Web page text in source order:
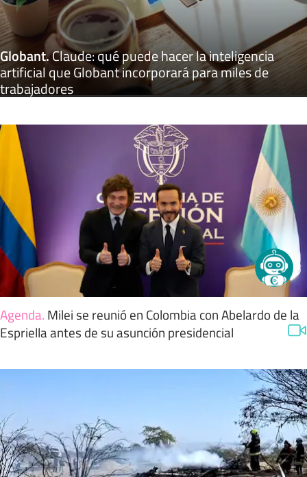
Globant.Claude: qué puede hacer la inteligencia
artificial que Globant incorporará para miles de
trabajadores
Agenda. Milei se reunió en Colombia con Abelardo de la
Espriella antes de su asunción presidencial